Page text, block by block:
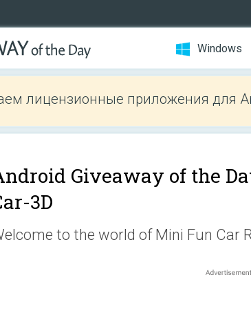
Windows
лицензионные приложения для
Giveaway of the
3D
to the world of Mini Fun Car